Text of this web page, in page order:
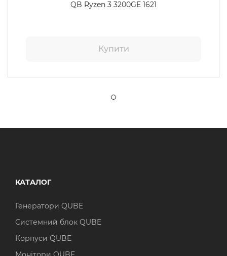
QB Ryzen 3 3200GE 1621
Купити
КАТАЛОГ
Генератори QUBE
Системний блок QUBE
Корпуси QUBE